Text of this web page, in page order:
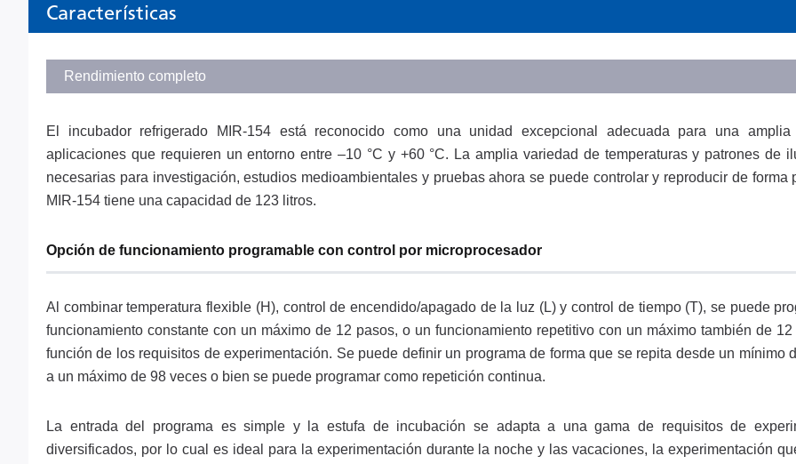
Características
Rendimiento completo
El incubador refrigerado MIR-154 está reconocido como una unidad excepcional adecuada para una
aplicaciones que requieren un entorno entre –10 °C y +60 °C. La amplia variedad de temperaturas y patrones de
necesarias para investigación, estudios medioambientales y pruebas ahora se puede controlar y reproducir de forma
MIR-154 tiene una capacidad de 123 litros.
Opción de funcionamiento programable con control por microprocesador
Al combinar temperatura flexible (H), control de encendido/apagado de la luz (L) y control de tiempo (T), se puede
funcionamiento constante con un máximo de 12 pasos, o un funcionamiento repetitivo con un máximo también de 12
función de los requisitos de experimentación. Se puede definir un programa de forma que se repita desde un mínimo
a un máximo de 98 veces o bien se puede programar como repetición continua.
La entrada del programa es simple y la estufa de incubación se adapta a una gama de requisitos de
diversificados, por lo cual es ideal para la experimentación durante la noche y las vacaciones, la experimentación